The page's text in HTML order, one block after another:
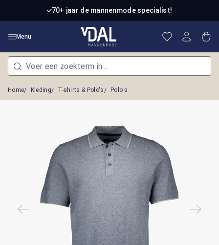
Ga naar de hoofdinhoud70+ jaar de mannenmode specialist!
Menu Je hebt 0
Home Kleding T-shirts & Polo's Polo's